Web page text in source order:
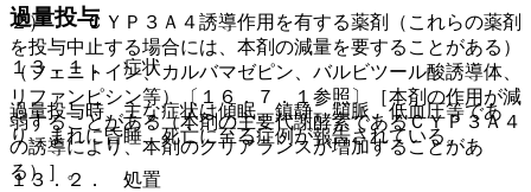
過量投与
１３．１． 症状
過量投与時、主な症状は傾眠、鎮静、頻脈、低血圧等であ
り、まれに昏睡、死亡に至る症例が報告されている。
１３．２． 処置
２）． ＣＹＰ３Ａ４誘導作用を有する薬剤（これらの薬剤
を投与中止する場合には、本剤の減量を要することがある）
（フェニトイン、カルバマゼピン、バルビツール酸誘導体、
リファンピシン等）〔１６．７．１参照〕［本剤の作用が減
弱することがある（本剤の主要代謝酵素であるＣＹＰ３Ａ４
の誘導により、本剤のクリアランスが増加することがあ
る）］。